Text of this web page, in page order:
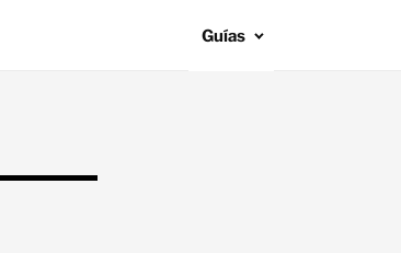
Guías